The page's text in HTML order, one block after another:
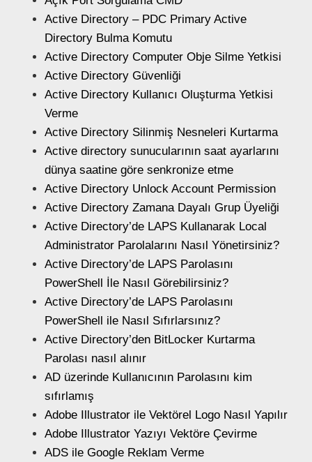
Active Directory – PDC Primary Active
Directory Bulma Komutu
Active Directory Computer Obje Silme Yetkisi
Active Directory Güvenliği
Active Directory Kullanıcı Oluşturma Yetkisi
Verme
Active Directory Silinmiş Nesneleri Kurtarma
Active directory sunucularının saat ayarlarını
dünya saatine göre senkronize etme
Active Directory Unlock Account Permission
Active Directory Zamana Dayalı Grup Üyeliği
Active Directory’de LAPS Kullanarak Local
Administrator Parolalarını Nasıl Yönetirsiniz?
Active Directory’de LAPS Parolasını
PowerShell İle Nasıl Görebilirsiniz?
Active Directory’de LAPS Parolasını
PowerShell ile Nasıl Sıfırlarsınız?
Active Directory’den BitLocker Kurtarma
Parolası nasıl alınır
AD üzerinde Kullanıcının Parolasını kim
sıfırlamış
Adobe Illustrator ile Vektörel Logo Nasıl Yapılır
Adobe Illustrator Yazıyı Vektöre Çevirme
ADS ile Google Reklam Verme